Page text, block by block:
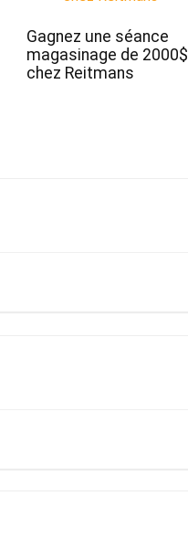
Gagnez une séance
magasinage de 2000$
chez Reitmans